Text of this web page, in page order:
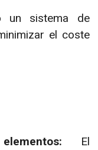
un sistema de
el coste
El